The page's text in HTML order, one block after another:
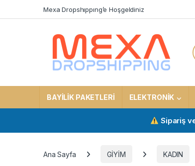
Mexa Dropshıppıng’e Hoşgeldiniz
BAYİLİK PAKETLERİ ELEKTRONİK
Sipariş
Ana Sayfa GİYİM KADIN